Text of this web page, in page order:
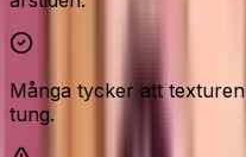
Många tycker att
tung.